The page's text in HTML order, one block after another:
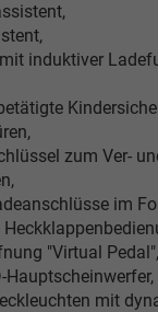
induktiver
zum Ver-
im
"Virtual Pedal",
Hauptscheinwerfer,
mit